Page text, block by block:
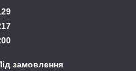
замовлення